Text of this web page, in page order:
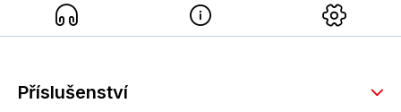
Příslušenství